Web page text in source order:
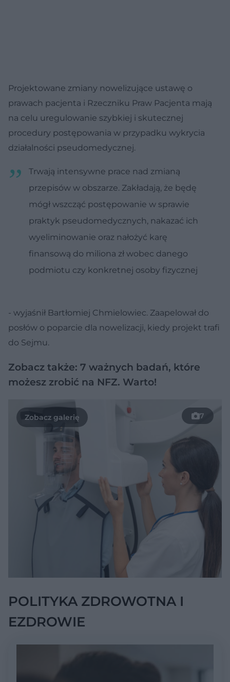
Projektowane zmiany nowelizujące ustawę o
prawach pacjenta i Rzeczniku Praw Pacjenta mają
na celu uregulowanie szybkiej i skutecznej
procedury postępowania w przypadku wykrycia
działalności pseudomedycznej.
Trwają intensywne prace nad zmianą
przepisów w obszarze. Zakładają, że będę
mógł wszcząć postępowanie w sprawie
praktyk pseudomedycznych, nakazać ich
wyeliminowanie oraz nałożyć karę
finansową do miliona zł wobec danego
podmiotu czy konkretnej osoby fizycznej
- wyjaśnił Bartłomiej Chmielowiec. Zaapelował do
posłów o poparcie dla nowelizacji, kiedy projekt trafi
do Sejmu.
Zobacz także: 7 ważnych badań, które
możesz zrobić na NFZ. Warto!
7
POLITYKA ZDROWOTNA I
EZDROWIE